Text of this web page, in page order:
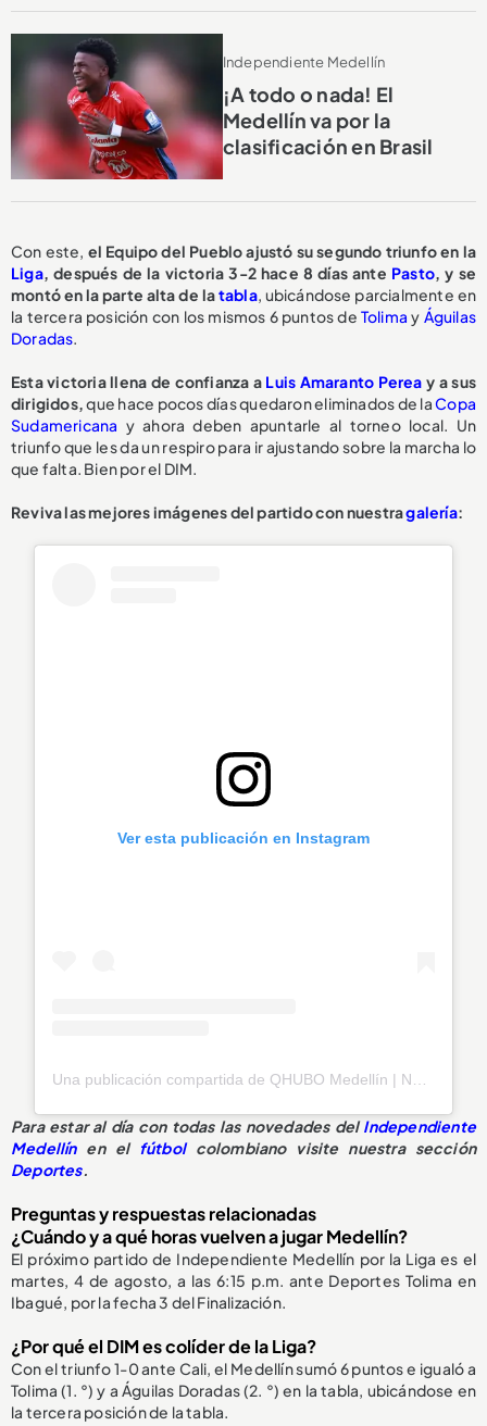
Independiente Medellín
¡A todo o nada! El
Medellín va por la
clasificación en Brasil
Con este, el Equipo del Pueblo ajustó su segundo triunfo en la
Liga, después de la victoria 3-2 hace 8 días ante Pasto, y se
montó en la parte alta de latabla, ubicándose parcialmente en
la tercera posición con los mismos 6 puntos de Tolimay Águilas
Doradas.
Esta victoria llena de confianza a Luis Amaranto Perea y a sus
dirigidos,que hace pocos días quedaron eliminados de laCopa
Sudamericana y ahora deben apuntarle al torneo local. Un
triunfo que les da un respiro para ir ajustando sobre la marcha lo
que falta. Bien por el DIM.
Reviva las mejores imágenes del partido con nuestragalería:
Ver esta publicación en Instagram
Para estar al día con todas las novedades delIndependiente
Medellínen el fútbol colombiano visite nuestra sección
Deportes.
Preguntas y respuestas relacionadas
¿Cuándo y a qué horas vuelven a jugar Medellín?
El próximo partido de Independiente Medellín por la Liga es el
martes, 4 de agosto, a las 6:15 p.m. ante Deportes Tolima en
Ibagué, por la fecha 3 del Finalización.
¿Por qué el DIM es colíder de la Liga?
Con el triunfo 1-0 ante Cali, el Medellín sumó 6 puntos e igualó a
Tolima (1. °) y a Águilas Doradas (2. °) en la tabla, ubicándose en
la tercera posición de la tabla.